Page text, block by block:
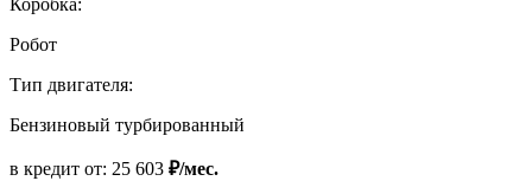
Коробка:
Робот
Тип двигателя:
Бензиновый турбированный
в кредит от: 25 603 ₽/мес.